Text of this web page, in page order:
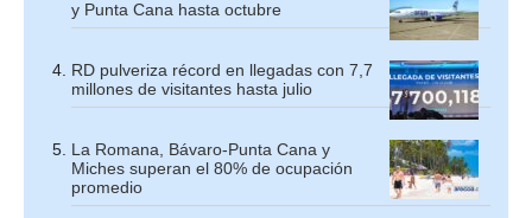
y Punta Cana hasta octubre
RD pulveriza récord en llegadas con 7,7
millones de visitantes hasta julio
La Romana, Bávaro-Punta Cana y
Miches superan el 80% de ocupación
promedio